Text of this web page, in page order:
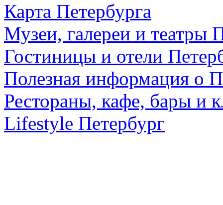
Карта Петербурга
Музеи, галереи и театры
Гостиницы и отели
Полезная информация о
Рестораны, кафе, бары и
Lifestyle Петербург